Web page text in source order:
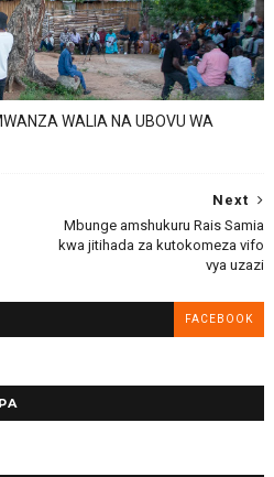
WALIA NA UBOVU WA
Next
Mbunge amshukuru Rais Samia
kwa jitihada za kutokomeza vifo
vya uzazi
FACEBOOK